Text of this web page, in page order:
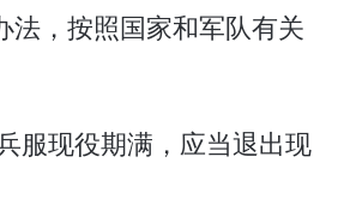
法，按照国家和军队有关
服现役期满，应当退出现